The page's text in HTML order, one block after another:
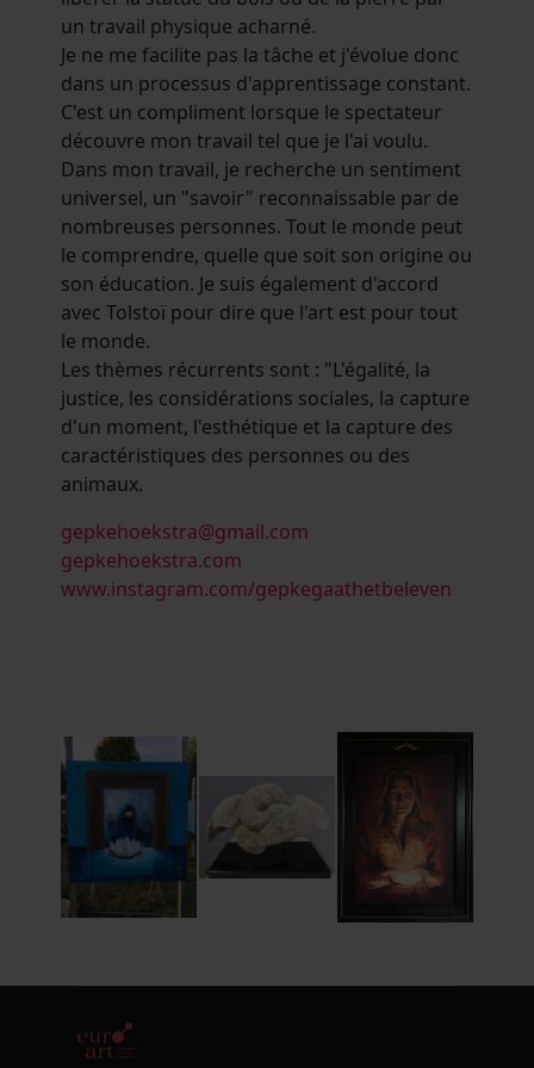
un travail physique acharné.
Je ne me facilite pas la tâche et j'évolue donc
dans un processus d'apprentissage constant.
C'est un compliment lorsque le spectateur
découvre mon travail tel que je l'ai voulu.
Dans mon travail, je recherche un sentiment
universel, un "savoir" reconnaissable par de
nombreuses personnes. Tout le monde peut
le comprendre, quelle que soit son origine ou
son éducation. Je suis également d'accord
avec Tolstoï pour dire que l'art est pour tout
le monde.
Les thèmes récurrents sont : "L'égalité, la
justice, les considérations sociales, la capture
d'un moment, l'esthétique et la capture des
caractéristiques des personnes ou des
animaux.
gepkehoekstra@gmail.com
gepkehoekstra.com
www.instagram.com/gepkegaathetbeleven